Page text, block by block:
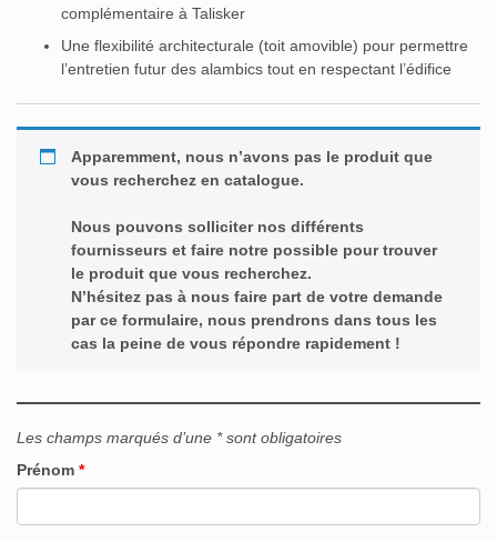
complémentaire à Talisker
Une flexibilité architecturale (toit amovible) pour permettre
l’entretien futur des alambics tout en respectant l’édifice
Apparemment, nous n’avons pas le produit que
vous recherchez en catalogue.
Nous pouvons solliciter nos différents
fournisseurs et faire notre possible pour trouver
le produit que vous recherchez.
N’hésitez pas à nous faire part de votre demande
par ce formulaire, nous prendrons dans tous les
cas la peine de vous répondre rapidement !
Les champs marqués d’une * sont obligatoires
Prénom *